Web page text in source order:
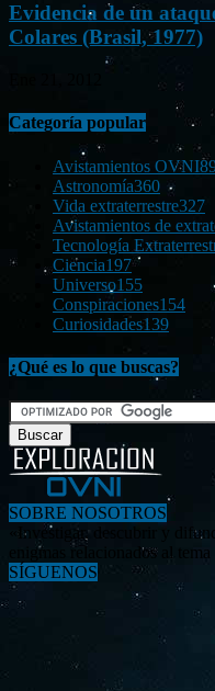
Evidencia de un
Colares (Brasil, 1977)
Categoría popular
Avistamientos OVNI
Astronomía360
Vida extraterrestre327
Avistamientos de
Tecnología
Ciencia197
Universo155
Conspiraciones154
Curiosidades139
¿Qué es lo que buscas?
SOBRE NOSOTROS
«Investigar, descubrir y
enigmas relacionados al
SÍGUENOS